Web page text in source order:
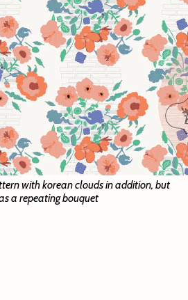
with korean clouds in addition, but
a repeating bouquet